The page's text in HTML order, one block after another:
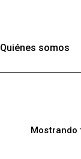
Quiénes somos
Mostrando